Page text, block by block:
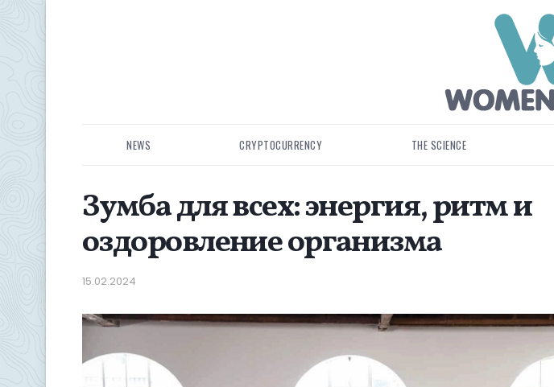
NEWS CRYPTOCURRENCY THE SCIENCE
Зумба для всех: энергия, ритм и
оздоровление организма
15.02.2024